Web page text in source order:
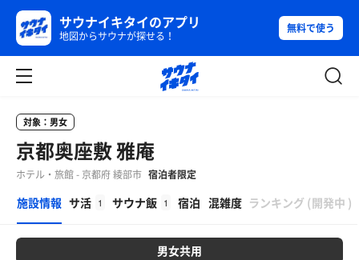
サウナイキタイのアプリ
地図からサウナが探せる！
無料で使う
対象：男女
京都奥座敷 雅庵
ホテル・旅館 - 京都府 綾部市 宿泊者限定
施設情報 サ活 1 サウナ飯 1 宿泊 混雑度 ランキング (開発中 )
男女共用